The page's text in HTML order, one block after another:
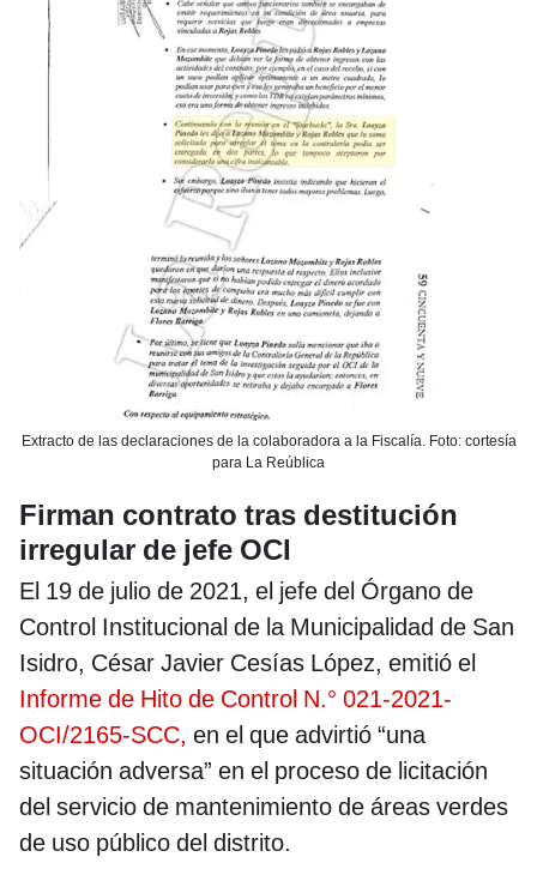
Extracto de las declaraciones de la colaboradora a la Fiscalía. Foto: cortesía
para La Reública
Firman contrato tras destitución
irregular de jefe OCI
El 19 de julio de 2021, el jefe del Órgano de
Control Institucional de la Municipalidad de San
Isidro, César Javier Cesías López, emitió el
Informe de Hito de Control N.° 021-2021-
OCI/2165-SCC, en el que advirtió “una
situación adversa” en el proceso de licitación
del servicio de mantenimiento de áreas verdes
de uso público del distrito.